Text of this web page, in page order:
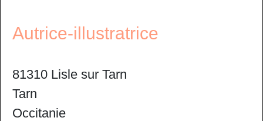
Autrice-illustratrice
81310 Lisle sur Tarn
Tarn
Occitanie